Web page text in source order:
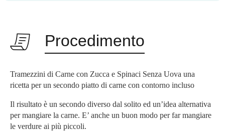
Procedimento
Tramezzini di Carne con Zucca e Spinaci Senza Uova una
ricetta per un secondo piatto di carne con contorno incluso
Il risultato è un secondo diverso dal solito ed un’idea alternativa
per mangiare la carne. E’ anche un buon modo per far mangiare
le verdure ai più piccoli.